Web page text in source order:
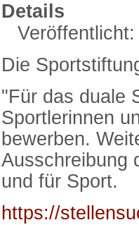
Details
Die
"Für das duale
Sportlerinnen
bewerben.
Ausschreibung
und für Sport.
https://